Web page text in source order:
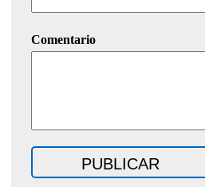
Comentario